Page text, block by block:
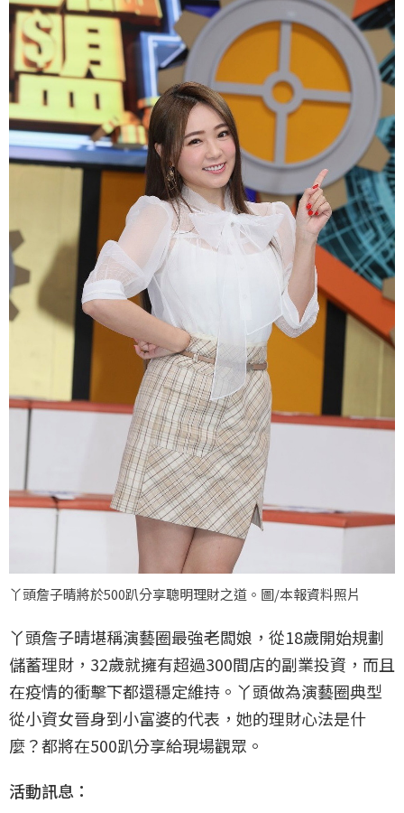
丫頭詹子晴將於500趴分享聰明理財之道。圖/本報資料照片
丫頭詹子晴堪稱演藝圈最強老闆娘，從18歲開始規劃
儲蓄理財，32歲就擁有超過300間店的副業投資，而且
在疫情的衝擊下都還穩定維持。丫頭做為演藝圈典型
從小資女晉身到小富婆的代表，她的理財心法是什
麼？都將在500趴分享給現場觀眾。
活動訊息：